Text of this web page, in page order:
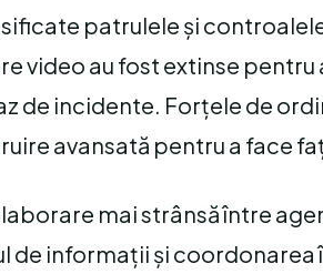
patrulele și
video au fost extinse
de incidente. Forțele de
avansată pentru a face
mai strânsă între
informații și coordonarea